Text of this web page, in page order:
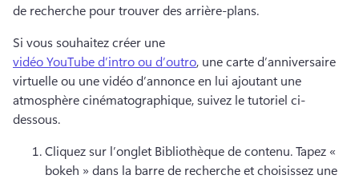
de recherche pour trouver des arrière-plans.
Si vous souhaitez créer une
vidéo YouTube d’intro ou d’outro, une carte d’anniversaire
virtuelle ou une vidéo d’annonce en lui ajoutant une
atmosphère cinématographique, suivez le tutoriel ci-
dessous.
Cliquez sur l’onglet Bibliothèque de contenu. Tapez «
bokeh » dans la barre de recherche et choisissez une